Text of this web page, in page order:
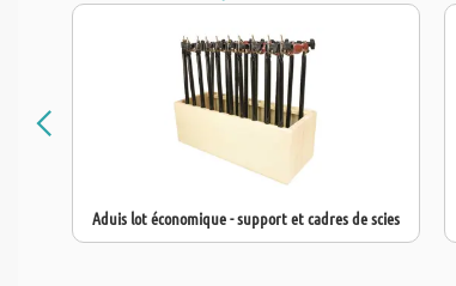
Aduis lot économique - support et cadres de scies